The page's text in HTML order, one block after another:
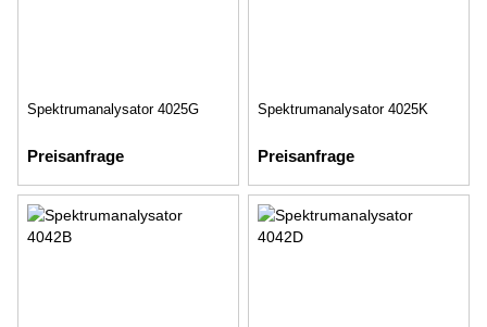
Spektrumanalysator 4025G
Preisanfrage
Spektrumanalysator 4025K
Preisanfrage